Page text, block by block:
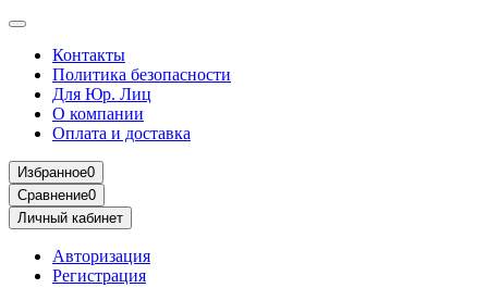
Контакты
Политика безопасности
Для Юр. Лиц
О компании
Оплата и доставка
Избранное0
Сравнение0
Личный кабинет
Авторизация
Регистрация